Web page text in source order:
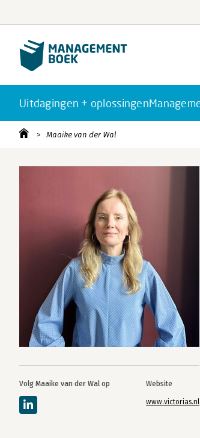
Uitdagingen + oplossingen
Maaike van der Wal
Volg Maaike van der Wal op Website
www.victorias.nl